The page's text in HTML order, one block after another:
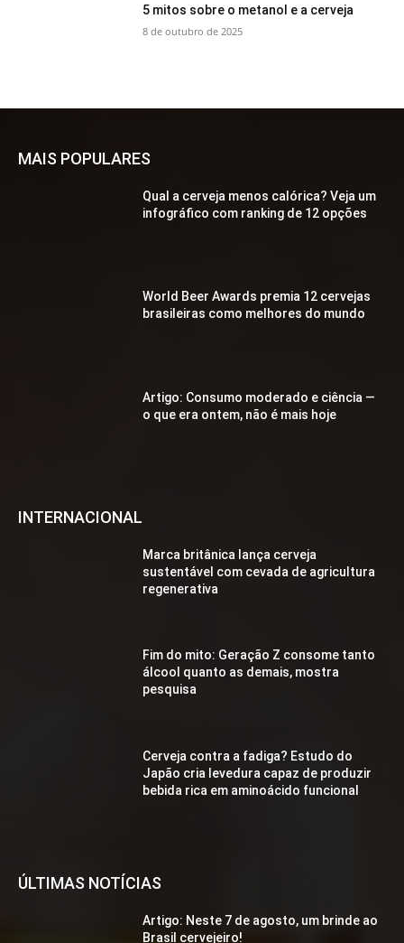
5 mitos sobre o metanol e a cerveja
8 de outubro de 2025
MAIS POPULARES
Qual a cerveja menos calórica? Veja um
infográfico com ranking de 12 opções
World Beer Awards premia 12 cervejas
brasileiras como melhores do mundo
Artigo: Consumo moderado e ciência —
o que era ontem, não é mais hoje
INTERNACIONAL
Marca britânica lança cerveja
sustentável com cevada de agricultura
regenerativa
Fim do mito: Geração Z consome tanto
álcool quanto as demais, mostra
pesquisa
Cerveja contra a fadiga? Estudo do
Japão cria levedura capaz de produzir
bebida rica em aminoácido funcional
ÚLTIMAS NOTÍCIAS
Artigo: Neste 7 de agosto, um brinde ao
Brasil cervejeiro!